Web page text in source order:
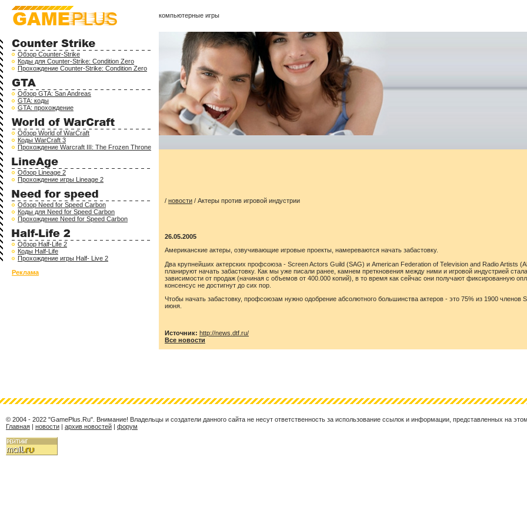
Обзор Counter-Strike
Коды для Counter-Strike: Condition Zero
Прохождение Counter-Strike: Condition Zero
Обзор GTA: San Andreas
GTA: коды
GTA: прохождение
Обзор World of WarCraft
Коды WarCraft 3
Прохождение Warcraft III: The Frozen Throne
Обзор Lineage 2
Прохождение игры Lineage 2
Обзор Need for Speed Carbon
Коды для Need for Speed Carbon
Прохождение Need for Speed Carbon
Обзор Half-Life 2
Коды Half-Life
Прохождение игры Half- Live 2
Реклама
компьютерные игры
/ новости / Актеры против игровой индустрии
26.05.2005
Американские актеры, озвучивающие игровые проекты, намереваются начать забастовку.
Два крупнейших актерских профсоюза - Screen Actors Guild (SAG) и American Federation of Television and Radio
планируют начать забастовку. Как мы уже писали ранее, камнем преткновения между ними и игровой индустрией
зависимости от продаж (начиная с объемов от 400.000 копий), в то время как сейчас они получают фиксированную
консенсус не достигнут до сих пор.
Чтобы начать забастовку, профсоюзам нужно одобрение абсолютного большинства актеров - это 75% из 1900 членов
июня.
Источник: http://news.dtf.ru/
Все новости
© 2004 - 2022 "GamePlus.Ru". Внимание! Владельцы и создатели данного сайта не несут ответственность за использование ссылок и информации, представленных на
Главная | новости | архив новостей | форум